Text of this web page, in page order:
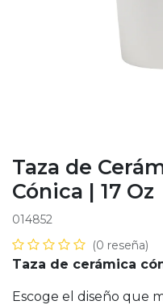
Taza de
Cónica | 17 Oz
014852
(0 reseña)
Taza de cerámica
Escoge el diseño que